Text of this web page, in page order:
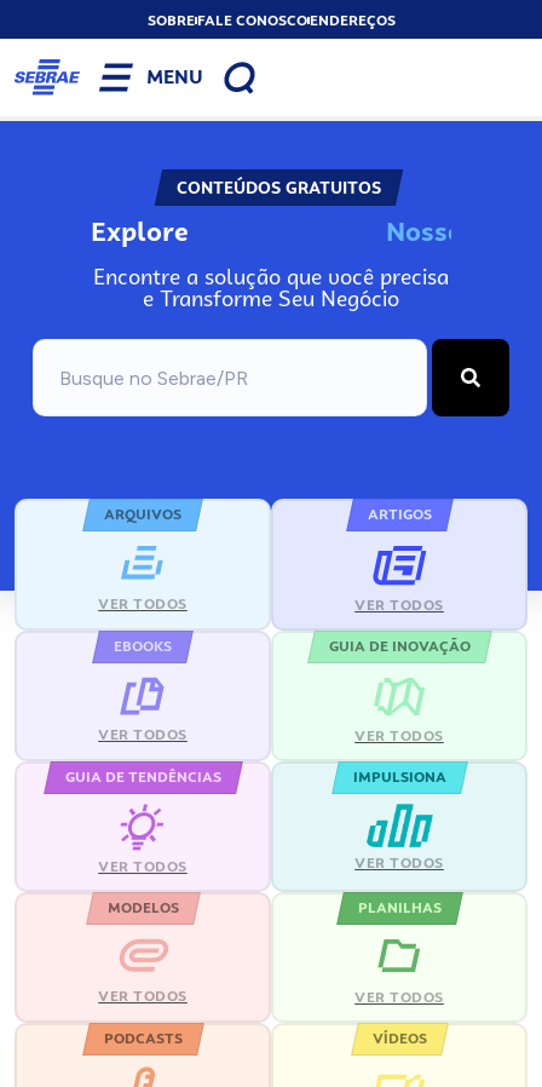
SOBREFALE CONOSCOENDEREÇOS
MENU
CONTEÚDOS GRATUITOS
Explore Nosso
Encontre a solução que você precisa
e Transforme Seu Negócio
ARQUIVOS
VER TODOS
ARTIGOS
VER TODOS
EBOOKS
VER TODOS
GUIA DE INOVAÇÃO
VER TODOS
GUIA DE TENDÊNCIAS
VER TODOS
IMPULSIONA
VER TODOS
MODELOS
VER TODOS
PLANILHAS
VER TODOS
PODCASTS VÍDEOS